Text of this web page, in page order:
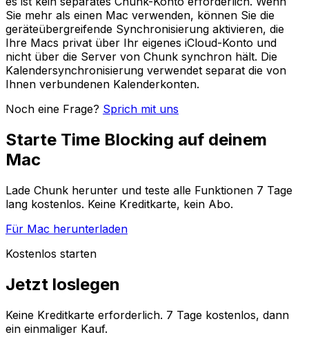
Sie mehr als einen Mac verwenden, können Sie die
geräteübergreifende Synchronisierung aktivieren, die
Ihre Macs privat über Ihr eigenes iCloud-Konto und
nicht über die Server von Chunk synchron hält. Die
Kalendersynchronisierung verwendet separat die von
Ihnen verbundenen Kalenderkonten.
Noch eine Frage? Sprich mit uns
Starte Time Blocking auf deinem
Mac
Lade Chunk herunter und teste alle Funktionen 7 Tage
lang kostenlos. Keine Kreditkarte, kein Abo.
Für Mac herunterladen
Kostenlos starten
Jetzt loslegen
Keine Kreditkarte erforderlich. 7 Tage kostenlos, dann
ein einmaliger Kauf.